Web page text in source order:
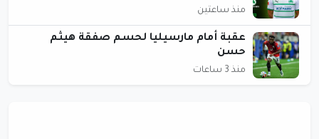
منذ ساعتين
عقبة أمام مارسيليا لحسم صفقة هيثم
حسن
منذ 3 ساعات